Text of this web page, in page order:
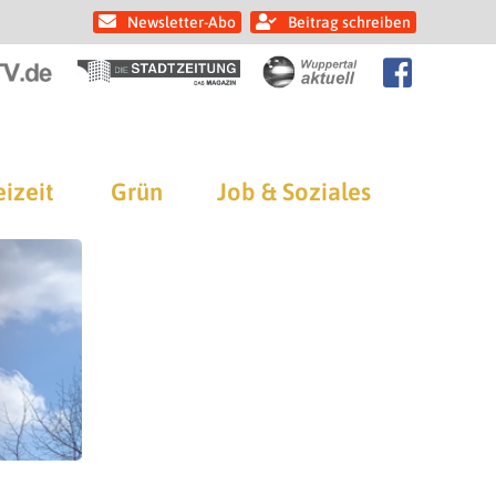
Newsletter-Abo Beitrag schreiben
Grün Job & Soziales